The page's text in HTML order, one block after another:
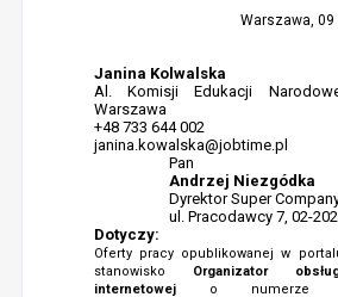
Warszawa,
Janina Kolwalska
Al. Komisji Edukacji
Warszawa
+48 733 644 002
janina.kowalska@jobtime.pl
Pan
Andrzej Niezgódka
Dyrektor Super
ul. Pracodawcy 7, 02-
Dotyczy:
Oferty pracy opublikowanej w
stanowisko Organizator
internetowejo numerze